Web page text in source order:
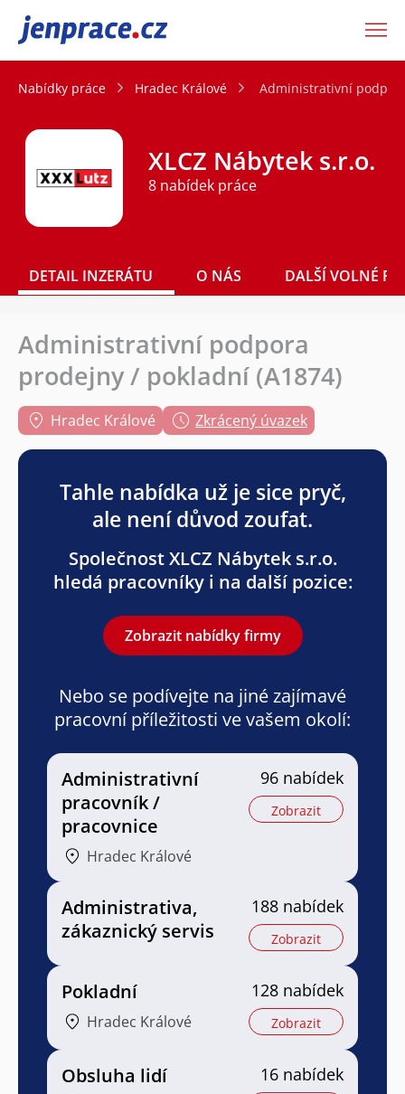
JenPráce.cz
Nabídky práce Hradec Králové Administrativní
XLCZ Nábytek s.r.o.
8 nabídek práce
DETAIL INZERÁTU O NÁS DALŠÍ VOLNÉ
Administrativní podpora
prodejny / pokladní (A1874)
Hradec Králové Zkrácený úvazek
Tahle nabídka už je sice pryč,
ale není důvod zoufat.
Společnost XLCZ Nábytek s.r.o.
hledá pracovníky i na další pozice:
Zobrazit nabídky firmy
Nebo se podívejte na jiné zajímavé
pracovní příležitosti ve vašem okolí:
Administrativní
pracovník /
pracovnice
Hradec Králové
96 nabídek
Zobrazit
Administrativa,
zákaznický servis
188 nabídek
Zobrazit
Pokladní
Hradec Králové
128 nabídek
Zobrazit
Obsluha lidí 16 nabídek